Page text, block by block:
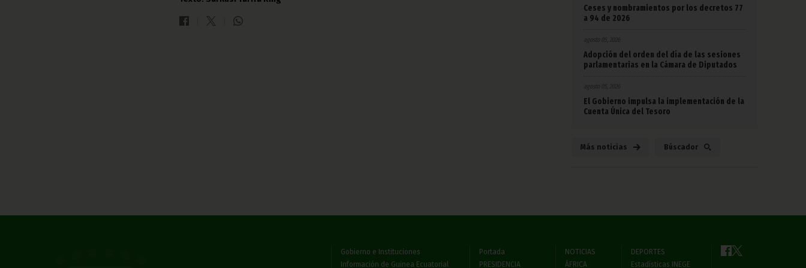
Ceses y nombramientos por los decretos 77
a 94 de 2026
agosto 05, 2026
Adopción del orden del día de las sesiones
parlamentarias en la Cámara de Diputados
agosto 05, 2026
El Gobierno impulsa la implementación de la
Cuenta Única del Tesoro
Más noticias Búscador
Gobierno e Instituciones
Información de Guinea Ecuatorial
Portada
PRESIDENCIA
NOTICIAS
ÁFRICA
DEPORTES
Estadísticas INEGE